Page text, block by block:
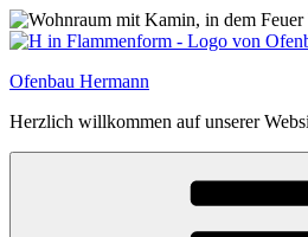
Zum
Inhalt
Ofenbau Hermann
Herzlich willkommen auf unserer